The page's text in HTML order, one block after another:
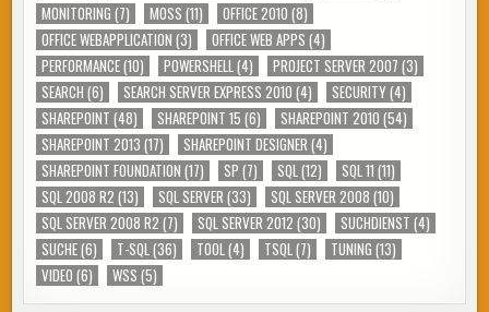
MONITORING (7) MOSS (11) OFFICE 2010 (8)
OFFICE WEBAPPLICATION (3) OFFICE WEB APPS (4)
PERFORMANCE(10) POWERSHELL(4) PROJECT SERVER 2007 (3)
SEARCH (6) SEARCH SERVER EXPRESS 2010 (4) SECURITY(4)
SHAREPOINT (48) SHAREPOINT 15 (6) SHAREPOINT 2010 (54)
SHAREPOINT 2013 (17) SHAREPOINT DESIGNER (4)
SHAREPOINT FOUNDATION (17) SP (7) SQL(12) SQL 11 (11)
SQL 2008 R2 (13) SQL SERVER (33) SQL SERVER 2008 (10)
SQL SERVER 2008 R2 (7) SQL SERVER 2012 (30) SUCHDIENST (4)
SUCHE(6) T-SQL(36) TOOL(4) TSQL(7) TUNING (13)
VIDEO (6) WSS (5)